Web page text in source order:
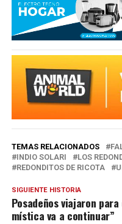
TEMAS RELACIONADOS
INDIO SOLARI
LOS
REDONDITOS DE RICOTA
SIGUIENTE HISTORIA
Posadeños viajaron
mística va a continuar”